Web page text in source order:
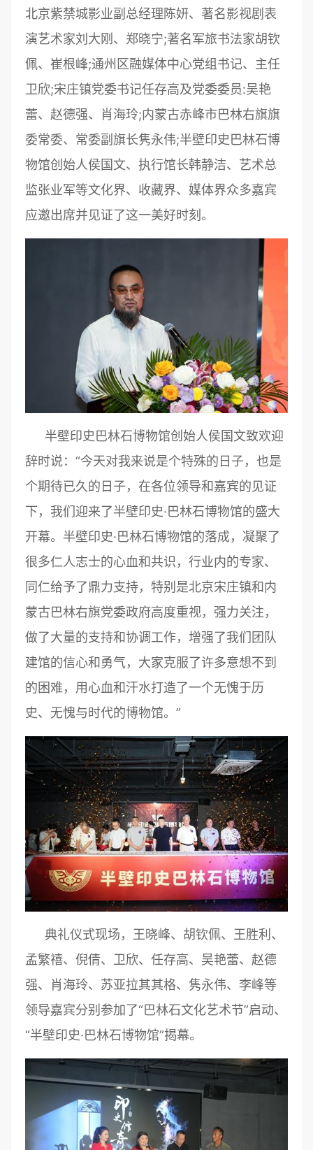
北京紫禁城影业副总经理陈妍、著名影视剧表
演艺术家刘大刚、郑晓宁;著名军旅书法家胡钦
佩、崔根峰;通州区融媒体中心党组书记、主任
卫欣;宋庄镇党委书记任存高及党委委员:吴艳
蕾、赵德强、肖海玲;内蒙古赤峰市巴林右旗旗
委常委、常委副旗长隽永伟;半壁印史巴林石博
物馆创始人侯国文、执行馆长韩静洁、艺术总
监张业军等文化界、收藏界、媒体界众多嘉宾
应邀出席并见证了这一美好时刻。
半壁印史巴林石博物馆创始人侯国文致欢迎
辞时说：“今天对我来说是个特殊的日子，也是
个期待已久的日子，在各位领导和嘉宾的见证
下，我们迎来了半壁印史·巴林石博物馆的盛大
开幕。半壁印史·巴林石博物馆的落成，凝聚了
很多仁人志士的心血和共识，行业内的专家、
同仁给予了鼎力支持，特别是北京宋庄镇和内
蒙古巴林右旗党委政府高度重视，强力关注，
做了大量的支持和协调工作，增强了我们团队
建馆的信心和勇气，大家克服了许多意想不到
的困难，用心血和汗水打造了一个无愧于历
史、无愧与时代的博物馆。”
典礼仪式现场，王晓峰、胡钦佩、王胜利、
孟繁禧、倪倩、卫欣、任存高、吴艳蕾、赵德
强、肖海玲、苏亚拉其其格、隽永伟、李峰等
领导嘉宾分别参加了“巴林石文化艺术节”启动、
“半壁印史·巴林石博物馆”揭幕。